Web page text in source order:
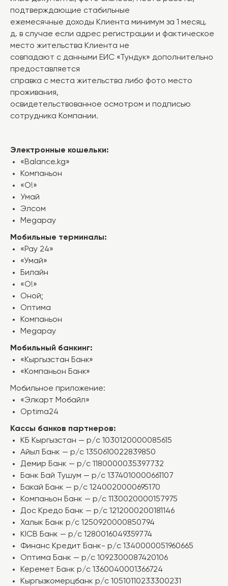
подтверждающие стабильные
ежемесячные доходы Клиента минимум за 1 месяц.
д. в случае если адрес регистрации и фактическое
место жительства Клиента не
совпадают с данными ЕИС «Тундук» дополнительно
предоставляется
справка с места жительства либо фото место
проживания,
освидетельствованное осмотром и подписью
сотрудника Компании.
Электронные кошельки:
«Balance.kg»
Компаньон
«О!»
Умай
Элсом
Megapay
Мобильные терминалы:
«Pay 24»
«Умай»
Билайн
«О!»
Оной;
Оптима
Компаньон
Megapay
Мобильный банкинг:
«Кыргызстан Банк»
«Компаньон Банк»
Мобильное приложение:
«Элкарт Мобайл»
Optima24
Кассы банков партнеров:
КБ Кыргызстан — р/с 1030120000085615
Айыл Банк — р/с 1350610022839850
Демир Банк — р/с 1180000035397732
Банк Бай Тушум — р/с 1374010000661107
Бакай Банк — р/с 1240020000695170
Компаньон Банк — р/с 1130020000157975
Дос Кредо Банк — р/с 1212000200181146
Халык Банк р/c 1250920000850794
KICB Банк — р/с 1280016049359774
Финанс Кредит Банк- р/с 1340000051960665
Оптима Банк — р/с 1092300087420106
Керемет Банк р/c 1360040001366724
Кыргызкомерцбанк р/с 10510110233300231
Кредиты
Компания
О компании
АБН Потребительский
Вопросы и ответы
АБН Агро
Менеджмент
Новости
Финансовые
Филиалы
2810
АБН Авто
Тезакча Бизнес